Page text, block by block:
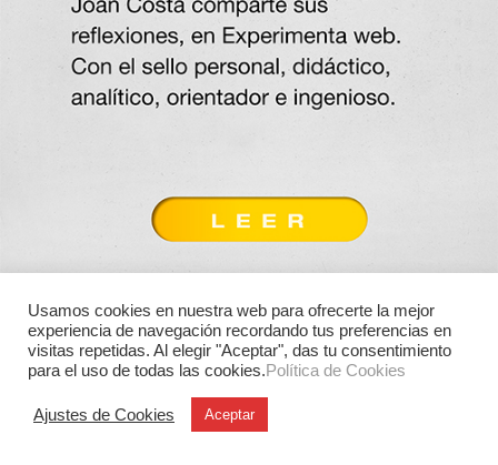
Usamos cookies en nuestra web para ofrecerte la mejor
experiencia de navegación recordando tus preferencias en
visitas repetidas. Al elegir "Aceptar", das tu consentimiento
para el uso de todas las cookies.Política de Cookies
Ajustes de Cookies Aceptar